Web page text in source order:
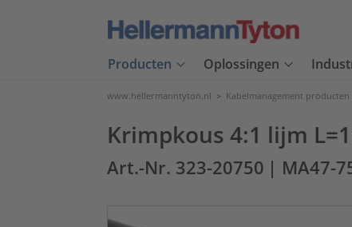
Producten Oplossingen
www.hellermanntyton.nl > Kabelmanagement producten
Krimpkous 4:1 lijm
Art.-Nr. 323-20750 | MA47-